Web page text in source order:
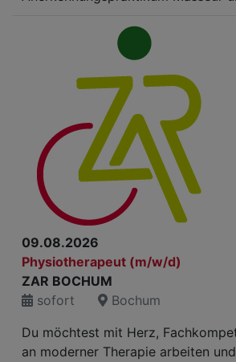
09.08.2026
Physiotherapeut (m/w/d)
ZAR BOCHUM
sofort
Bochum
Du möchtest mit Herz,
an moderner Therapie arbeiten